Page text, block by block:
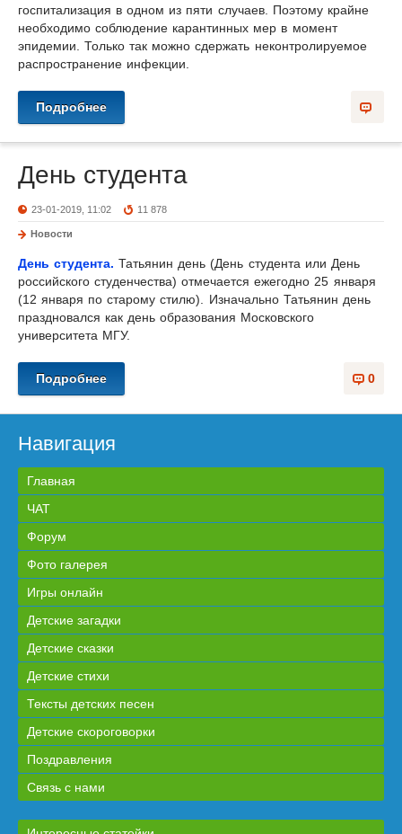
госпитализация в одном из пяти случаев. Поэтому крайне
необходимо соблюдение карантинных мер в момент
эпидемии. Только так можно сдержать неконтролируемое
распространение инфекции.
Подробнее
День студента
23-01-2019, 11:02 11 878
Новости
День студента. Татьянин день (День студента или День
российского студенчества) отмечается ежегодно 25 января
(12 января по старому стилю). Изначально Татьянин день
праздновался как день образования Московского
университета МГУ.
0
Подробнее
Навигация
Главная
ЧАТ
Форум
Фото галерея
Игры онлайн
Детские загадки
Детские сказки
Детские стихи
Тексты детских песен
Детские скороговорки
Поздравления
Связь с нами